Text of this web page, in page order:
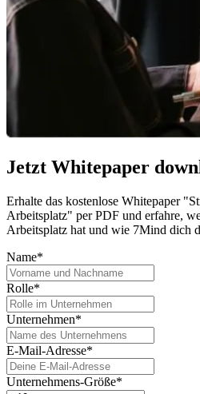
Jetzt Whitepaper
Erhalte das kostenlose Whitepaper
Arbeitsplatz" per PDF und erfahre,
Arbeitsplatz hat und wie 7Mind dich
Name*
Rolle*
Unternehmen*
E-Mail-Adresse*
Unternehmens-Größe*